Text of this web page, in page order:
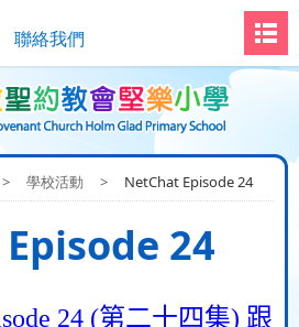
聯絡我們
> 學校活動 > NetChat Episode 24
24
24 (第二十四集) 跟